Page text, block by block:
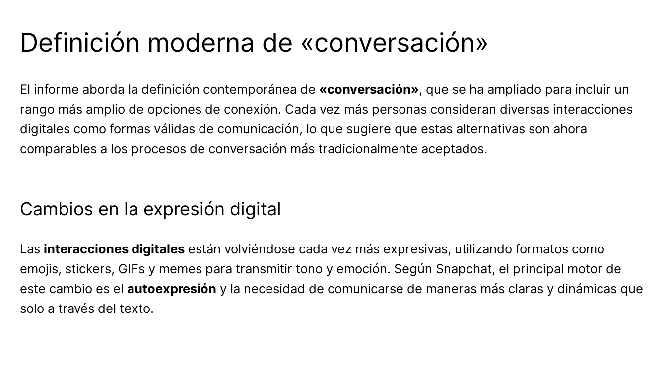
Definición moderna de «conversación»
El informe aborda la definición contemporánea de «conversación», que se ha ampliado para incluir un
rango más amplio de opciones de conexión. Cada vez más personas consideran diversas interacciones
digitales como formas válidas de comunicación, lo que sugiere que estas alternativas son ahora
comparables a los procesos de conversación más tradicionalmente aceptados.
Cambios en la expresión digital
Las interacciones digitales están volviéndose cada vez más expresivas, utilizando formatos como
emojis, stickers, GIFs y memes para transmitir tono y emoción. Según Snapchat, el principal motor de
este cambio es el autoexpresión y la necesidad de comunicarse de maneras más claras y dinámicas que
solo a través del texto.